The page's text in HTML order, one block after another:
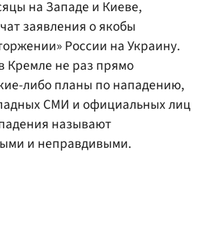
на Западе и Киеве,
заявления о якобы
России на Украину.
Кремле не раз прямо
либо планы по нападению,
СМИ и официальных лиц
называют
и неправдивыми.